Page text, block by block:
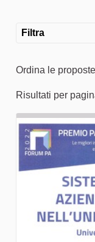
Filtra
Ordina le
Risultati per